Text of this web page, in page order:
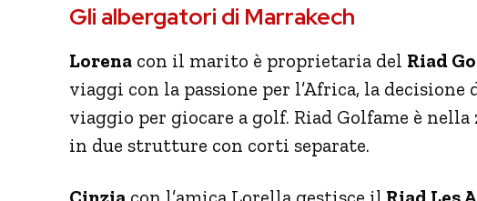
Gli albergatori di Marrakech
Lorena con il marito è proprietaria del Riad
viaggi con la passione per l’Africa, la
viaggio per giocare a golf. Riad Golfame è
in due strutture con corti separate.